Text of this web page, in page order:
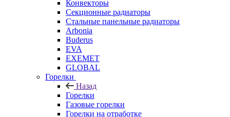
Конвекторы
Секционные радиаторы
Стальные панельные радиаторы
Arbonia
Buderus
EVA
EXEMET
GLOBAL
Горелки
Назад
Горелки
Газовые горелки
Горелки на отработке